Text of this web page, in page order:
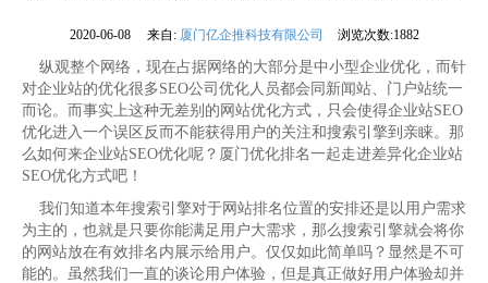
2020-06-08 来自: 厦门亿企推科技有限公司 浏览次数:1882
纵观整个网络，现在占据网络的大部分是中小型企业优化，而针
对企业站的优化很多SEO公司优化人员都会同新闻站、门户站统一
而论。而事实上这种无差别的网站优化方式，只会使得企业站SEO
优化进入一个误区反而不能获得用户的关注和搜索引擎到亲睐。那
么如何来企业站SEO优化呢？厦门优化排名一起走进差异化企业站
SEO优化方式吧！
我们知道本年搜索引擎对于网站排名位置的安排还是以用户需求
为主的，也就是只要你能满足用户大需求，那么搜索引擎就会将你
的网站放在有效排名内展示给用户。仅仅如此简单吗？显然是不可
能的。虽然我们一直的谈论用户体验，但是真正做好用户体验却并